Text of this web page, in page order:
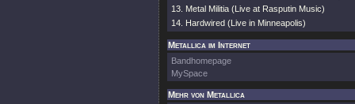
13. Metal Militia (Live at Rasputin Music)
14. Hardwired (Live in Minneapolis)
Metallica im Internet
Bandhomepage
MySpace
Mehr von Metallica